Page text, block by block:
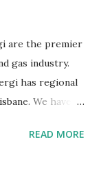
berikutnya.
are the premier
gas industry.
has regional
We have
values:
READ MORE